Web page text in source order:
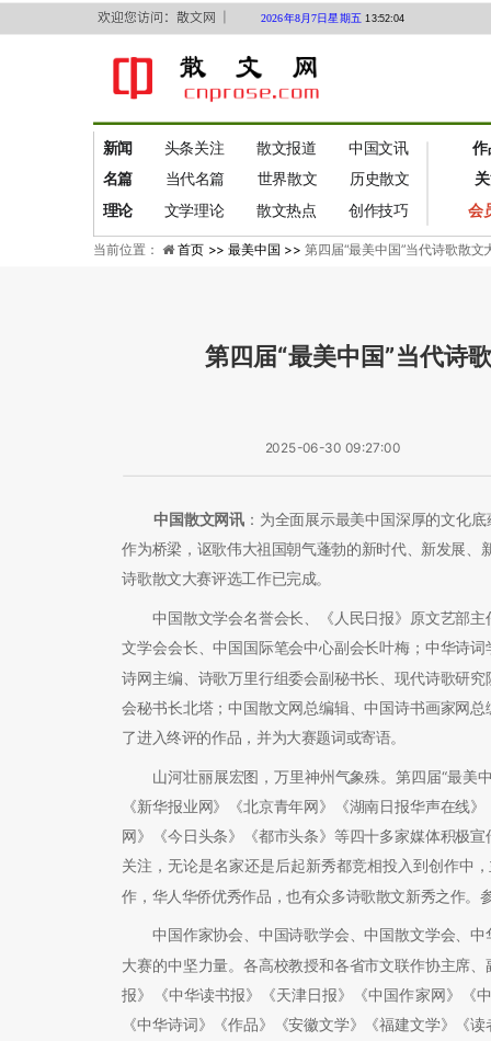
欢迎您访问：散文网 ｜
新闻 头条关注 散文报道 中国文讯 作
名篇 当代名篇 世界散文 历史散文
理论
文学理论 散文热点 创作技巧 会
2026年8月7日星期五 13:52:05
当前位置： 首页 >>最美中国 >>第四届“最美中国”当代诗歌散
第四届“最美中国”当代诗
2025-06-30 09:27:00
中国散文网讯：为全面展示最美中国深厚的文化
作为桥梁，讴歌伟大祖国朝气蓬勃的新时代、新发展、
诗歌散文大赛评选工作已完成。
中国散文学会名誉会长、《人民日报》原文艺部主
文学会会长、中国国际笔会中心副会长叶梅；中华诗
诗网主编、诗歌万里行组委会副秘书长、现代诗歌研
会秘书长北塔；中国散文网总编辑、中国诗书画家网
了进入终评的作品，并为大赛题词或寄语。
山河壮丽展宏图，万里神州气象殊。第四届“最美
《新华报业网》《北京青年网》《湖南日报华声在线
网》《今日头条》《都市头条》等四十多家媒体积极
关注，无论是名家还是后起新秀都竞相投入到创作中
作，华人华侨优秀作品，也有众多诗歌散文新秀之作
中国作家协会、中国诗歌学会、中国散文学会、中
大赛的中坚力量。各高校教授和各省市文联作协主席
报》《中华读书报》《天津日报》《中国作家网》《
《中华诗词》《作品》《安徽文学》《福建文学》《